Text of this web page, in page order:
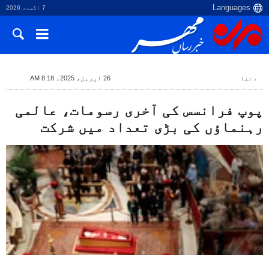
7 اگست، 2026
دنیا 26 اپریل، 2025، 8:18 AM
پوپ فرانسس کی آخری رسومات، عالمی
رہنماؤں کی بڑی تعداد میں شرکت